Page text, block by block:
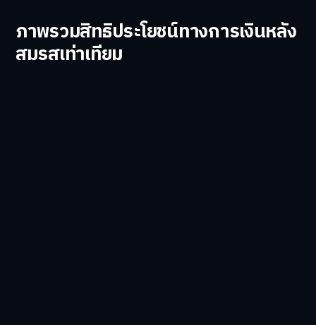
ภาพรวมสิทธิประโยชน์ทางการเงินหลัง
สมรสเท่าเทียม